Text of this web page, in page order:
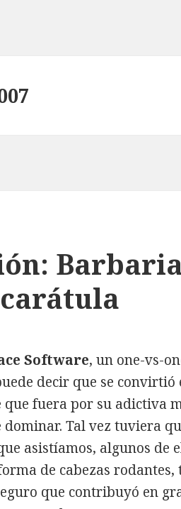
Software, un one-vs-
decir que se
que fuera por su adictiva
Tal vez tuviera
asistíamos, algunos de
de cabezas
que contribuyó en